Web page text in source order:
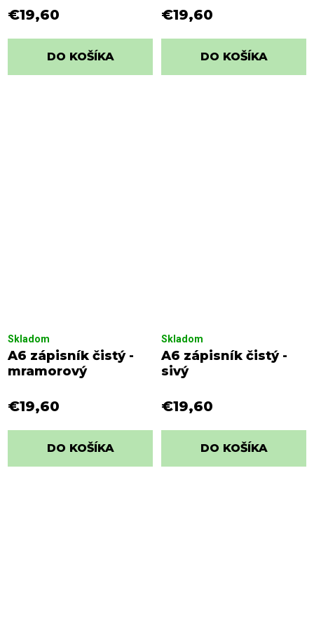
€19,60
DO KOŠÍKA
€19,60
DO KOŠÍKA
A6 zápisník čistý -
mramorový
Skladom
€19,60
DO KOŠÍKA
A6 zápisník čistý -
sivý
Skladom
€19,60
DO KOŠÍKA